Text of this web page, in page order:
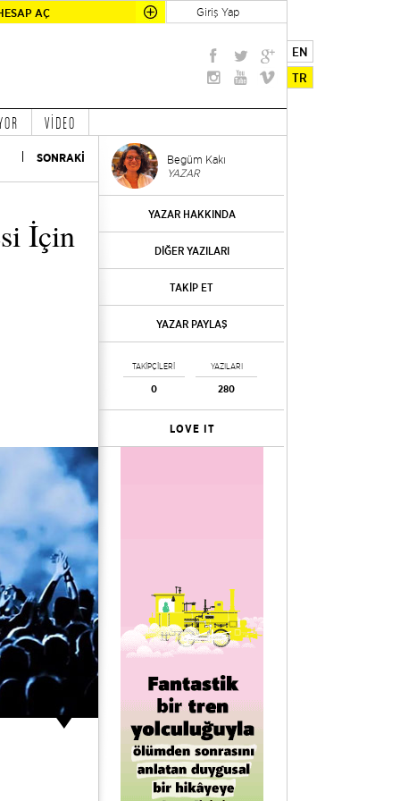
AÇ Giriş Yap
EN
TR
VİDEO
SONRAKİ
İçin
Begüm Kakı
YAZAR
YAZAR HAKKINDA
DİĞER YAZILARI
TAKİP ET
YAZAR PAYLAŞ
TAKİPÇİLERİ
0
YAZILARI
280
LOVE IT